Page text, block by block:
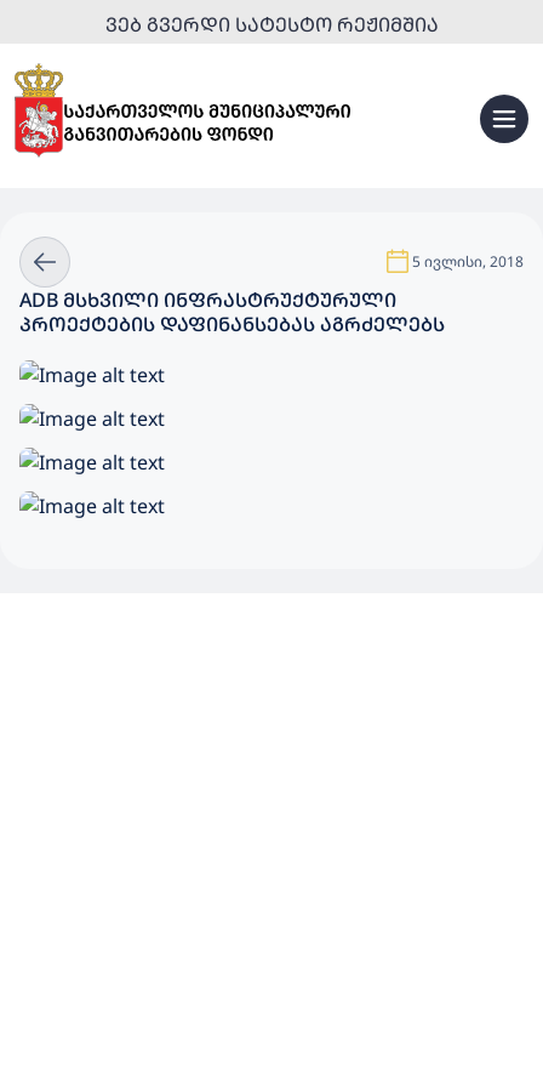
ᲕᲔᲑ ᲒᲕᲔᲠᲓᲘ ᲡᲐᲢᲔᲡᲢᲝ ᲠᲔᲟᲘᲛᲨᲘᲐ
5 ივლისი, 2018
ADB ᲛᲡᲮᲕᲘᲚᲘ ᲘᲜᲤᲠᲐᲡᲢᲠᲣᲥᲢᲣᲠᲣᲚᲘ
ᲞᲠᲝᲔᲥᲢᲔᲑᲘᲡ ᲓᲐᲤᲘᲜᲐᲜᲡᲔᲑᲐᲡ ᲐᲒᲠᲫᲔᲚᲔᲑᲡ